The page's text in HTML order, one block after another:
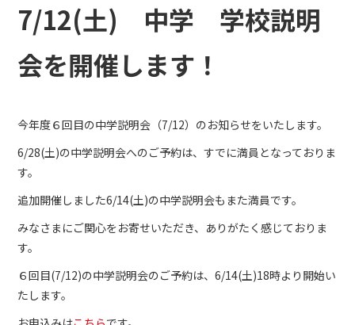
7/12(土) 中学 学校説明
会を開催します！
今年度６回目の中学説明会（7/12）のお知らせをいたします。
6/28(土)の中学説明会へのご予約は、すでに満員となっておりま
す。
追加開催しました6/14(土)の中学説明会もまた満員です。
みなさまにご関心をお寄せいただき、ありがたく感じておりま
す。
６回目(7/12)の中学説明会のご予約は、6/14(土)18時より開始い
たします。